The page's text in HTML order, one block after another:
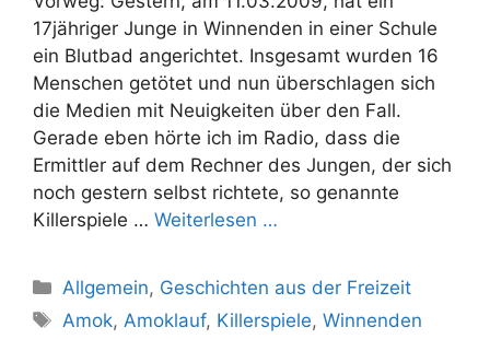
17jähriger Junge in Winnenden in einer Schule
ein Blutbad angerichtet. Insgesamt wurden 16
Menschen getötet und nun überschlagen sich
die Medien mit Neuigkeiten über den Fall.
Gerade eben hörte ich im Radio, dass die
Ermittler auf dem Rechner des Jungen, der sich
noch gestern selbst richtete, so genannte
Killerspiele … Weiterlesen …
Kategorien
Allgemein, Geschichten aus der Freizeit
Schlagwörter
Amok, Amoklauf, Killerspiele,Winnenden